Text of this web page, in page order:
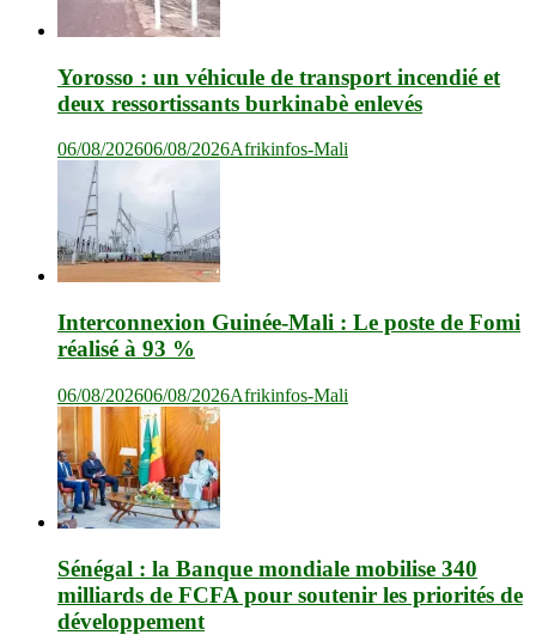
Yorosso : un véhicule de transport incendié et
deux ressortissants burkinabè enlevés
06/08/202606/08/2026Afrikinfos-Mali
Interconnexion Guinée-Mali : Le poste de Fomi
réalisé à 93 %
06/08/202606/08/2026Afrikinfos-Mali
Sénégal : la Banque mondiale mobilise 340
milliards de FCFA pour soutenir les priorités de
développement